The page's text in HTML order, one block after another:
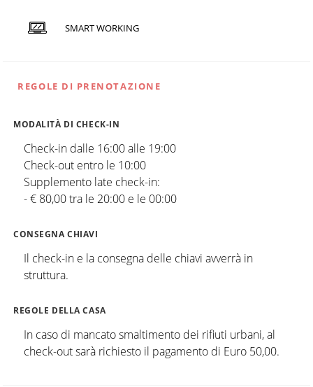
SMART WORKING
REGOLE DI PRENOTAZIONE
MODALITÀ DI CHECK-IN
Check-in dalle 16:00 alle 19:00
Check-out entro le 10:00
Supplemento late check-in:
- € 80,00 tra le 20:00 e le 00:00
CONSEGNA CHIAVI
Il check-in e la consegna delle chiavi avverrà in
struttura.
REGOLE DELLA CASA
In caso di mancato smaltimento dei rifiuti urbani, al
check-out sarà richiesto il pagamento di Euro 50,00.